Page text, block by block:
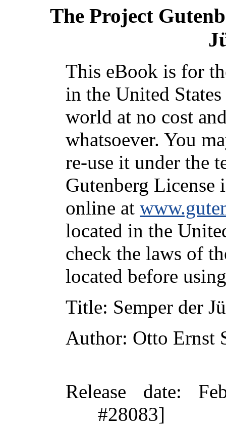
The Project
This eBook is for
in the United
world at no cost
whatsoever. You
re-use it under the
Gutenberg
online at
located in the
check the laws of
located before
Title: Semper der
Author: Otto Ernst
Release date:
#28083]